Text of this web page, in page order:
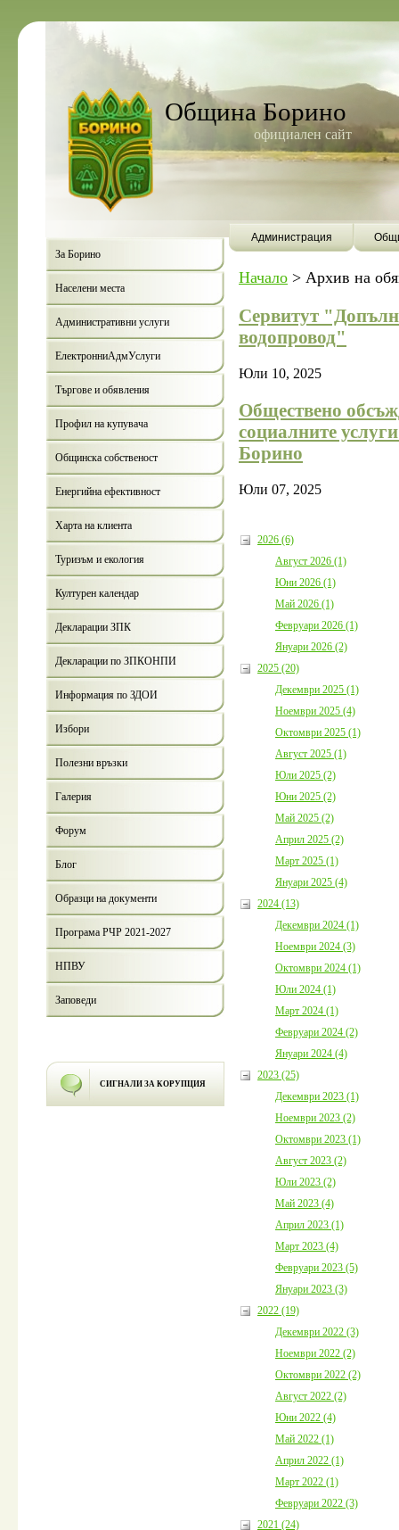
Община Борино
официален сайт
Администрация
За Борино
Населени места
Административни услуги
ЕлектронниАдмУслуги
Търгове и обявления
Профил на купувача
Общинска собственост
Енергийна ефективност
Харта на клиента
Туризъм и екология
Културен календар
Декларации ЗПК
Декларации по ЗПКОНПИ
Информация по ЗДОИ
Избори
Полезни връзки
Галерия
Форум
Блог
Образци на документи
Програма РЧР 2021-2027
НПВУ
Заповеди
СИГНАЛИ ЗА КОРУПЦИЯ
Начало > Архив на
Сервитут
водопровод"
Юли 10, 2025
Обществено
социалните
Борино
Юли 07, 2025
2026 (6)
Август 2026 (1)
Юни 2026 (1)
Май 2026 (1)
Февруари 2026 (1)
Януари 2026 (2)
2025 (20)
Декември 2025 (1)
Ноември 2025 (4)
Октомври 2025 (1)
Август 2025 (1)
Юли 2025 (2)
Юни 2025 (2)
Май 2025 (2)
Април 2025 (2)
Март 2025 (1)
Януари 2025 (4)
2024 (13)
Декември 2024 (1)
Ноември 2024 (3)
Октомври 2024 (1)
Юли 2024 (1)
Март 2024 (1)
Февруари 2024 (2)
Януари 2024 (4)
2023 (25)
Декември 2023 (1)
Ноември 2023 (2)
Октомври 2023 (1)
Август 2023 (2)
Юли 2023 (2)
Май 2023 (4)
Април 2023 (1)
Март 2023 (4)
Февруари 2023 (5)
Януари 2023 (3)
2022 (19)
Декември 2022 (3)
Ноември 2022 (2)
Октомври 2022 (2)
Август 2022 (2)
Юни 2022 (4)
Май 2022 (1)
Април 2022 (1)
Март 2022 (1)
Февруари 2022 (3)
2021 (24)
България с план
съжителство с
Дата: 05.08.2026